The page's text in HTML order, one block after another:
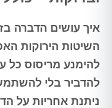
איך עושים הדברה
השיטות הירוקות
להימנע מריסוס כל
להדביר בלי
ניתנת אחריות על